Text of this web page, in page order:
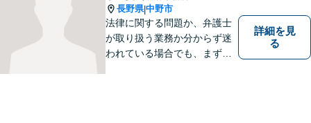
長野県|中野市
法律に関する問題か、弁護士
が取り扱う業務か分からず迷
われている場合でも、まずは
詳細を見
る